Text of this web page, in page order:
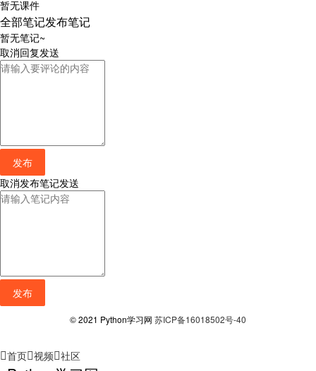
暂无课件
全部笔记发布笔记
暂无笔记~
取消回复发送
发布
取消发布笔记发送
发布
© 2021 Python学习网 苏ICP备16018502号-40
首页 视频 社区